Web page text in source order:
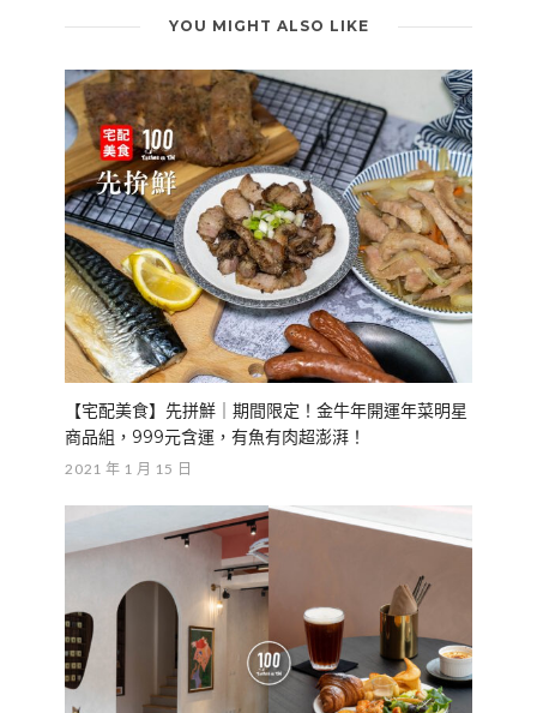
YOU MIGHT ALSO LIKE
【宅配美食】先拼鮮｜期間限定！金牛年開運年菜明星
商品組，999元含運，有魚有肉超澎湃！
2021 年 1 月 15 日